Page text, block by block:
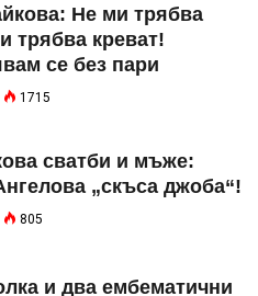
Не ми трябва
трябва креват!
се без пари
1715
сватби и мъже:
„скъса джоба“!
805
и два ембематични